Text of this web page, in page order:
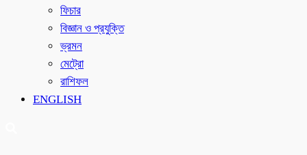
ফিচার
বিজ্ঞান ও প্রযুক্তি
ভ্রমন
মেট্রো
রাশিফল
ENGLISH